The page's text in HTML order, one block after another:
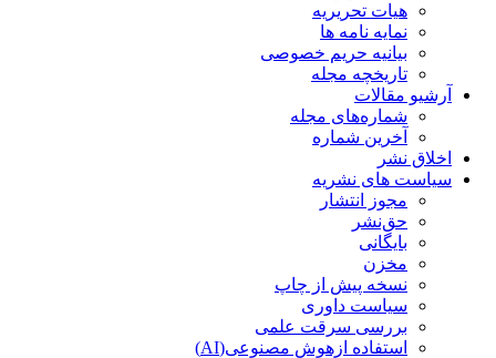
هیات تحریریه
نمایه نامه ها
بیانیه حریم خصوصی
تاریخچه مجله
آرشیو مقالات
شماره‌های مجله
آخرین شماره
اخلاق نشر
سیاست های نشریه
مجوز انتشار
حق‌نشر
بایگانی
مخزن
نسخه پیش از چاپ
سیاست داوری
بررسی سرقت علمی
استفاده ازهوش مصنوعی(AI)